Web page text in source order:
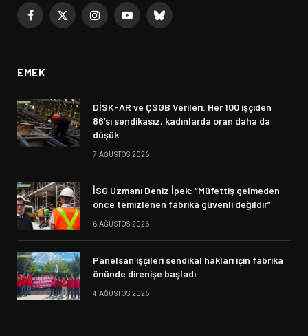
Facebook
X
InstagramYouTubeBluesky
EMEK
DİSK-AR ve ÇSGB Verileri: Her 100 işçiden
86’sı sendikasız, kadınlarda oran daha da
düşük
7 AĞUSTOS 2026
İSG Uzmanı Deniz İpek: “Müfettiş gelmeden
önce temizlenen fabrika güvenli değildir”
6 AĞUSTOS 2026
Panelsan işçileri sendikal hakları için fabrika
önünde direnişe başladı
4 AĞUSTOS 2026